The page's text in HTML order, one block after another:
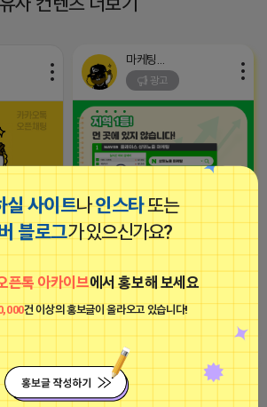
실 사이트나인스타또는
블로그가 있으신가요?
픈톡 아카이브에서 홍보해 보세요
건 이상의 홍보글이 올라오고 있습니다!
댓글: 0개
광고
지역 1등 먼 곳에 있지 않습니다. 플
레이스 순위가 뒷받침이 된다면 매
출은 승승장구하게 됩니다. 저희 마
서 최고의 파트너가 되어드리겠습니
2024-09-20 15:17:27
광고